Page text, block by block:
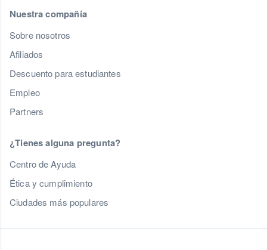
Nuestra compañía
Sobre nosotros
Afiliados
Descuento para estudiantes
Empleo
Partners
¿Tienes alguna pregunta?
Centro de Ayuda
Ética y cumplimiento
Ciudades más populares